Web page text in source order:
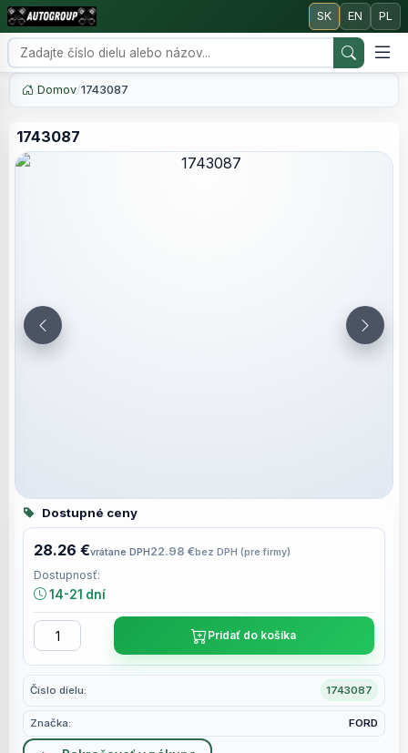
SK EN PL
Domov/1743087
1743087
Číslo dielu: 1743087
Značka: FORD
Dostupné ceny
28.26 €vrátane DPH22.98 €bez DPH (pre firmy)
Dostupnosť:
14-21 dní
Pridať do košíka